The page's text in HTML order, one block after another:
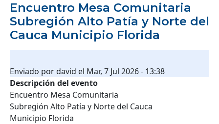
Encuentro Mesa Comunitaria
Subregión Alto Patía y Norte del
Cauca Municipio Florida
Enviado pordavid el Mar, 7 Jul 2026 - 13:38
Descripción del evento
Encuentro Mesa Comunitaria
Subregión Alto Patía y Norte del Cauca
Municipio Florida